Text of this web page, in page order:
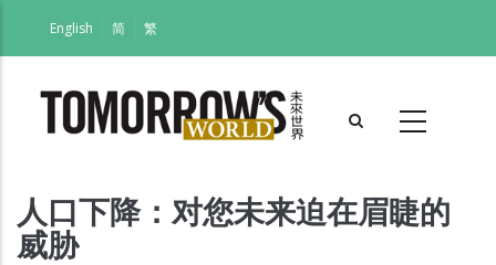
English 简 繁
人口下降：对您未来迫在眉睫的
威胁